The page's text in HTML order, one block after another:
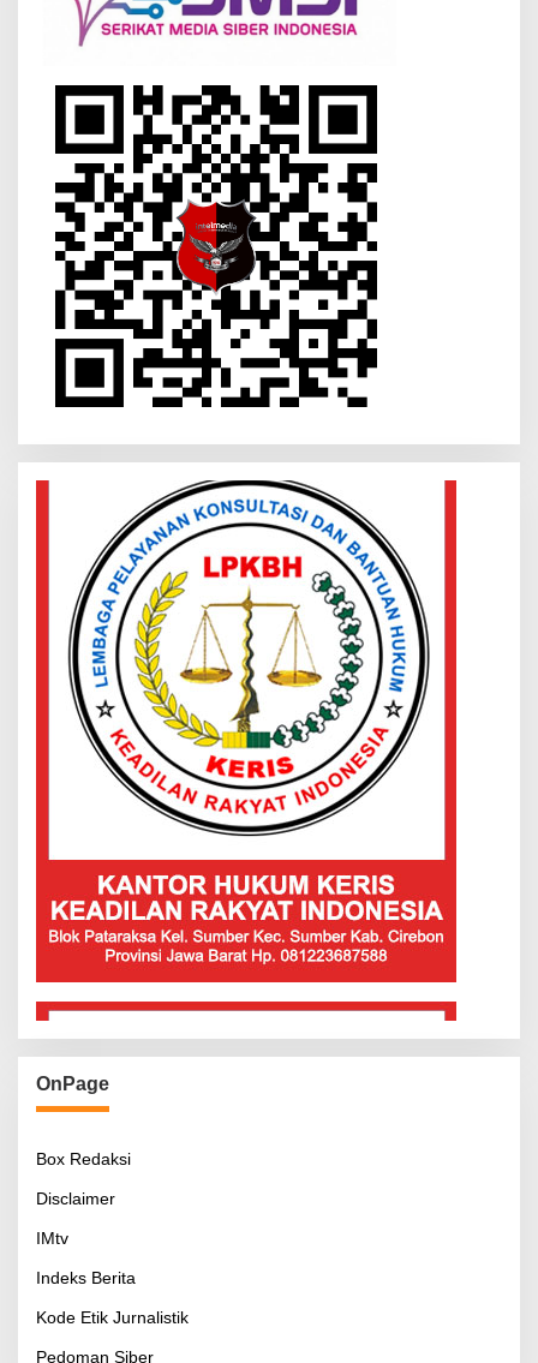
OnPage
Box Redaksi
Disclaimer
IMtv
Indeks Berita
Kode Etik Jurnalistik
Pedoman Siber